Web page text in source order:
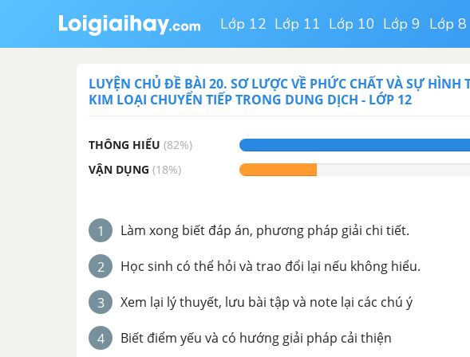
Lớp 12 Lớp 11 Lớp 10 Lớp 9 Lớp 8
LUYỆN CHỦ ĐỀ BÀI 20. SƠ LƯỢC VỀ PHỨC CHẤT VÀ SỰ HÌNH
KIM LOẠI CHUYỂN TIẾP TRONG DUNG DỊCH - LỚP 12
THÔNG HIỂU (82%)
VẬN DỤNG (18%)
1 Làm xong biết đáp án, phương pháp giải chi tiết.
2 Học sinh có thể hỏi và trao đổi lại nếu không hiểu.
3 Xem lại lý thuyết, lưu bài tập và note lại các chú ý
4 Biết điểm yếu và có hướng giải pháp cải thiện